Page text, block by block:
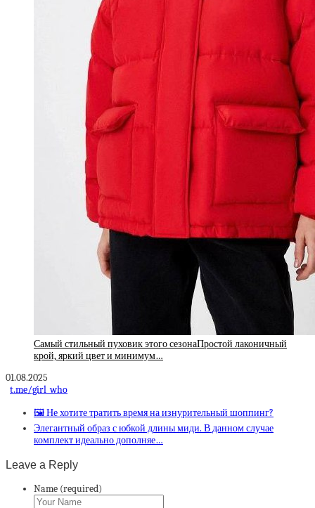
Самый стильный пуховик этого сезонаПростой лаконичный
крой, яркий цвет и минимум…
01.08.2025
t.me/girl_who
🖼 Не хотите тратить время на изнурительный шоппинг?
Элегантный образ с юбкой длины миди. В данном случае
комплект идеально дополняе…
Leave a Reply
Name (required)